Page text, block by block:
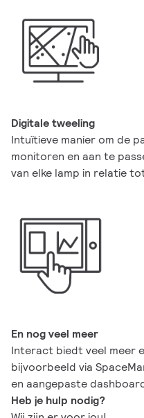
Digitale tweeling
Intuïtieve manier om de
monitoren en aan te
van elke lamp in relatie
En nog veel meer
Interact biedt veel meer
bijvoorbeeld via
en aangepaste
Heb je hulp nodig?